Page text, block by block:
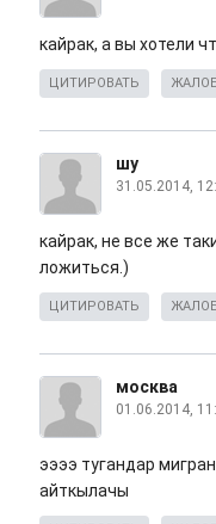
кайрак, а вы хотели
ЦИТИРОВАТЬ
шу
31.05.2014,
кайрак, не все же
ложиться.)
ЦИТИРОВАТЬ
москва
01.06.2014,
ээээ тугандар
айткылачы